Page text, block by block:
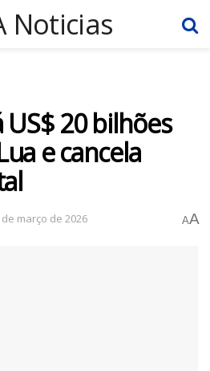
US$ 20 bilhões
e cancela
de março de 2026 AA